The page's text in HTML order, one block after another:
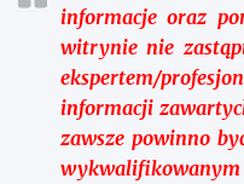
informacje oraz
witrynie nie
ekspertem/
informacji
zawsze powinno